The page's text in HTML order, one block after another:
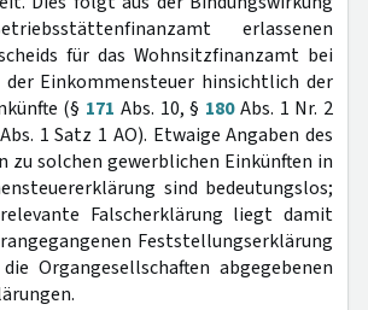
erlassenen
für das Wohnsitzfinanzamt bei
der Einkommensteuer hinsichtlich der
(§ 171 Abs. 10, § 180Abs. 1 Nr. 2
Abs. 1 Satz 1 AO). Etwaige Angaben des
zu solchen gewerblichen Einkünften in
sind bedeutungslos;
Falscherklärung liegt damit
Feststellungserklärung
Organgesellschaften abgegebenen